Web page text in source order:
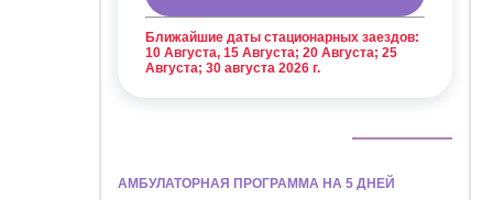
Ближайшие даты стационарных заездов:
10 Августа, 15 Августа; 20 Августа; 25
Августа; 30 августа 2026 г.
АМБУЛАТОРНАЯ ПРОГРАММА НА 5 ДНЕЙ